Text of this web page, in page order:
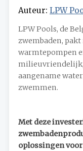
Auteur: LPW
LPW Pools, de
zwembaden,
warmtepompen
aangename
zwemmen.
Met deze
oplossingen